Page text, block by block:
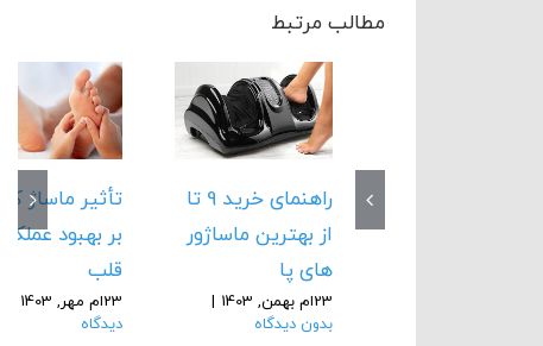
مطالب مرتبط
راهنمای خرید 9 تا
از بهترین ماساژور
های پا
23ام بهمن, 1403
|
بدون دیدگاه
تأثیر ماساژ
بر بهبود
قلب
23ام مهر, 1403
دیدگاه